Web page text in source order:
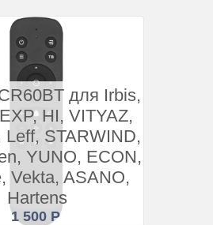
для Irbis,
HI, VITYAZ,
Leff, STARWIND,
YUNO, ECON,
Vekta, ASANO,
Hartens
1 500 Р